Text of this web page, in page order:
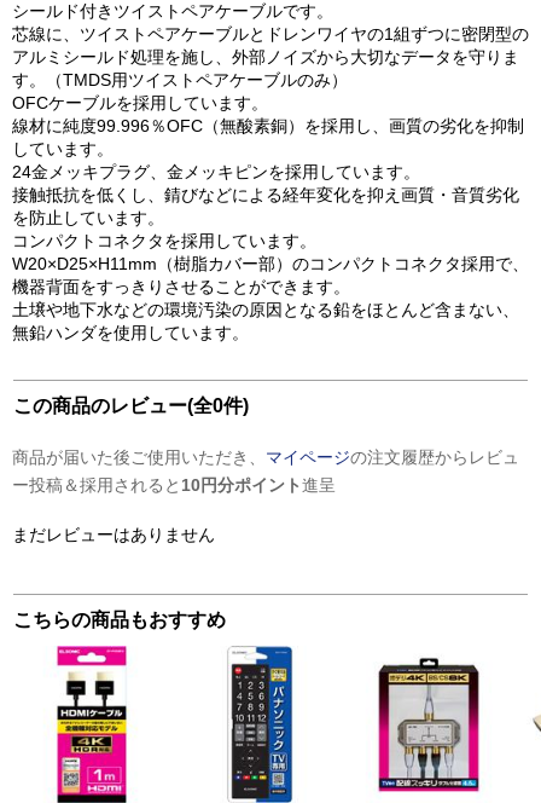
シールド付きツイストペアケーブルです。
芯線に、ツイストペアケーブルとドレンワイヤの1組ずつに密閉型の
アルミシールド処理を施し、外部ノイズから大切なデータを守りま
す。（TMDS用ツイストペアケーブルのみ）
OFCケーブルを採用しています。
線材に純度99.996％OFC（無酸素銅）を採用し、画質の劣化を抑制
しています。
24金メッキプラグ、金メッキピンを採用しています。
接触抵抗を低くし、錆びなどによる経年変化を抑え画質・音質劣化
を防止しています。
コンパクトコネクタを採用しています。
W20×D25×H11mm（樹脂カバー部）のコンパクトコネクタ採用で、
機器背面をすっきりさせることができます。
土壌や地下水などの環境汚染の原因となる鉛をほとんど含まない、
無鉛ハンダを使用しています。
この商品のレビュー(全0件)
商品が届いた後ご使用いただき、 マイページの注文履歴からレビュ
ー投稿＆採用されると 10円分ポイント進呈
まだレビューはありません
こちらの商品もおすすめ